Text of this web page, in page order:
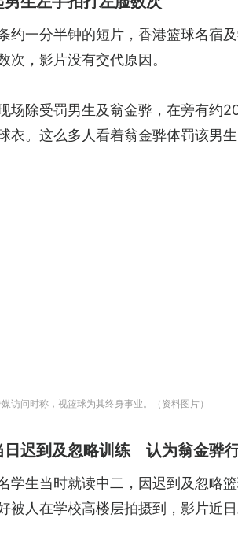
约一分半钟的短片，香港篮球名宿
次，影片没有交代原因。
场除受罚男生及翁金骅，在旁有约
衣。这么多人看着翁金骅体罚该男
访问时称，视篮球为其终身事业。（资料图片）
日迟到及忽略训练 认为翁金骅
学生当时就读中二，因迟到及忽略
被人在学校高楼层拍摄到，影片近日